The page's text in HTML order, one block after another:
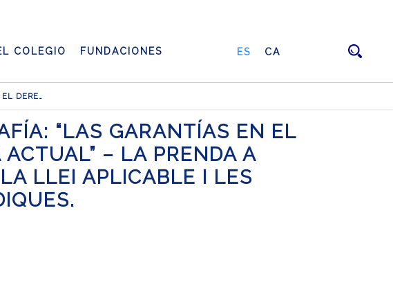
COLEGIO FUNDACIONES ES CA
WEBINOTS – INTRODUCCIÓ A LA MONOGRAFÍA: “LAS GARANTÍAS EN EL DERECHO MERCANTIL: PROBLEMÁTICA ACTUAL” – LA PRENDA A CATALUNYA. PROBLEMES RELATIUS A LA LLEI APLICABLE I LES ESPECIALITATS JURÍDIQUES.
“LAS GARANTÍAS EN EL
– LA PRENDA A
LLEI APLICABLE I LES